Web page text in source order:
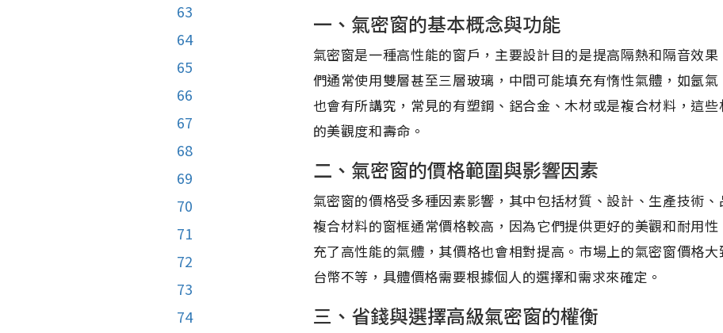
63
64
65
66
67
68
69
70
71
72
73
74
一、氣密窗的基本概念與功能
氣密窗是一種高性能的窗戶，主要設計目的是提高隔熱和隔音效
們通常使用雙層甚至三層玻璃，中間可能填充有惰性氣體，如氬
也會有所講究，常見的有塑鋼、鋁合金、木材或是複合材料，這
的美觀度和壽命。
二、氣密窗的價格範圍與影響因素
氣密窗的價格受多種因素影響，其中包括材質、設計、生產技術
複合材料的窗框通常價格較高，因為它們提供更好的美觀和耐用
充了高性能的氣體，其價格也會相對提高。市場上的氣密窗價格
台幣不等，具體價格需要根據個人的選擇和需求來確定。
三、省錢與選擇高級氣密窗的權衡